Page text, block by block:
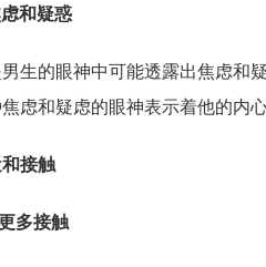
和疑惑
生的眼神中可能透露出焦虑和
虑和疑虑的眼神表示着他的内
接触
多接触